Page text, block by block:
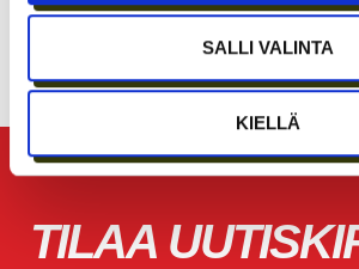
SALLI VALINTA
KIELLÄ
CRAZY TOWN LAHDEN
YHTEISÖ LAAJENEE
SEURAAVIIN KERROKSIIN
TILAA